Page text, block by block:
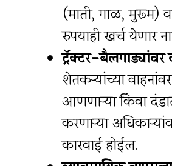
(माती, गाळ, मुरूम)
रुपयाही खर्च येणार
ट्रॅक्टर-बैलगाड्यांवर
शेतकऱ्यांच्या
आणणाऱ्या किंवा
करणाऱ्या
कारवाई होईल.